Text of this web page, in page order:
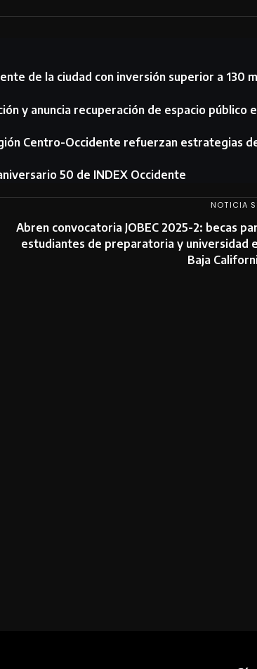
de la ciudad con inversión superior a 130
y anuncia recuperación de espacio público
Centro-Occidente refuerzan estrategias
50 de INDEX Occidente
NOTICIA
Abren convocatoria JOBEC 2025-2: becas
estudiantes de preparatoria y universidad
Baja